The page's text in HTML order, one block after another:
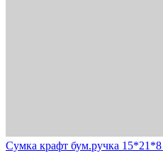
Сумка крафт бум.ручка